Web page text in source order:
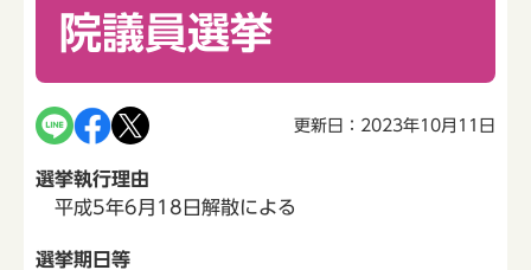
院議員選挙
更新日：2023年10月11日
選挙執行理由
平成5年6月18日解散による
選挙期日等